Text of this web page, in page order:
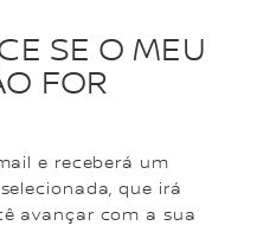
SE O MEU
FOR
e receberá um
que irá
avançar com a sua